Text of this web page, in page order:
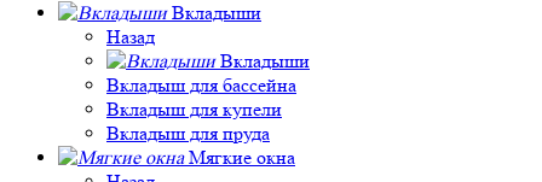
Вкладыши
Назад
Вкладыши
Вкладыш для бассейна
Вкладыш для купели
Вкладыш для пруда
Мягкие окна